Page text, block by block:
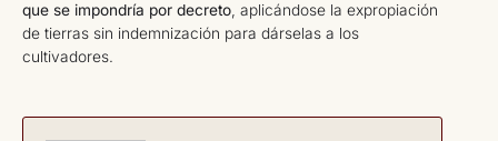
que se impondría por decreto, aplicándose la expropiación
de tierras sin indemnización para dárselas a los
cultivadores.